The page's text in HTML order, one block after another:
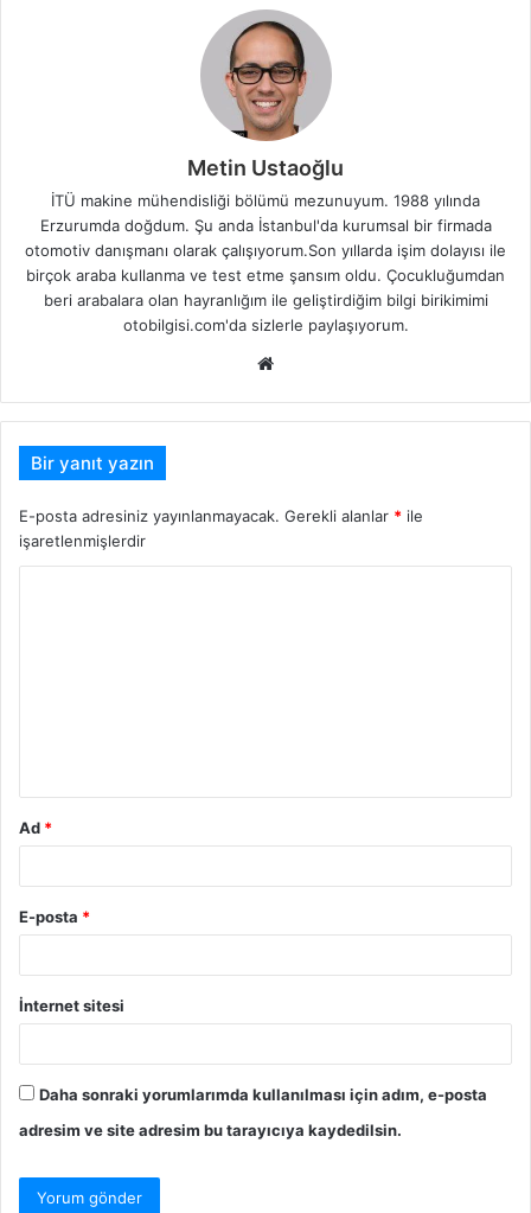
Metin Ustaoğlu
İTÜ makine mühendisliği bölümü mezunuyum. 1988 yılında
Erzurumda doğdum. Şu anda İstanbul'da kurumsal bir firmada
otomotiv danışmanı olarak çalışıyorum.Son yıllarda işim dolayısı ile
birçok araba kullanma ve test etme şansım oldu. Çocukluğumdan
beri arabalara olan hayranlığım ile geliştirdiğim bilgi birikimimi
otobilgisi.com'da sizlerle paylaşıyorum.
Web
Bir yanıt yazın
E-posta adresiniz yayınlanmayacak. Gerekli alanlar * ile
işaretlenmişlerdir
Ad *
E-posta *
İnternet sitesi
Daha sonraki yorumlarımda kullanılması için adım, e-posta
adresim ve site adresim bu tarayıcıya kaydedilsin.